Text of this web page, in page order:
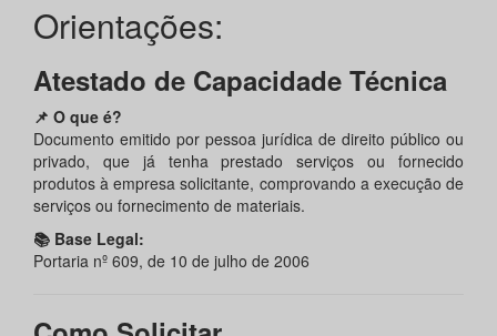
Orientações:
Atestado de Capacidade Técnica
📌 O que é?
Documento emitido por pessoa jurídica de direito público ou
privado, que já tenha prestado serviços ou fornecido
produtos à empresa solicitante, comprovando a execução de
serviços ou fornecimento de materiais.
📚 Base Legal:
Portaria nº 609, de 10 de julho de 2006